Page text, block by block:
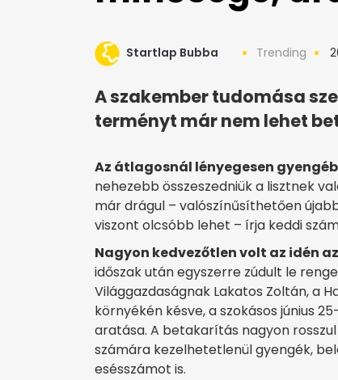
Startlap Bubba Trending
A szakember tudomása
terményt már nem lehet
Az átlagosnál lényegesen
nehezebb összeszedniük a lisztnek
már drágul – valószínűsíthetően
viszont olcsóbb lehet – írja keddi
Nagyon kedvezőtlen volt az idén
időszak után egyszerre zúdult le
Világgazdaságnak Lakatos Zoltán, a
környékén késve, a szokásos június
aratása. A betakarítás nagyon
számára kezelhetetlenül gyengék,
esésszámot is.